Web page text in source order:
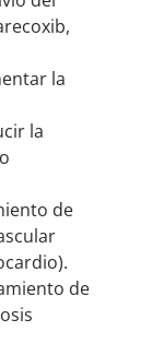
la
la
de
de